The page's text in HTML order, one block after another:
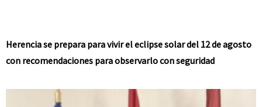
Herencia se prepara para vivir el eclipse solar del 12 de agosto
con recomendaciones para observarlo con seguridad